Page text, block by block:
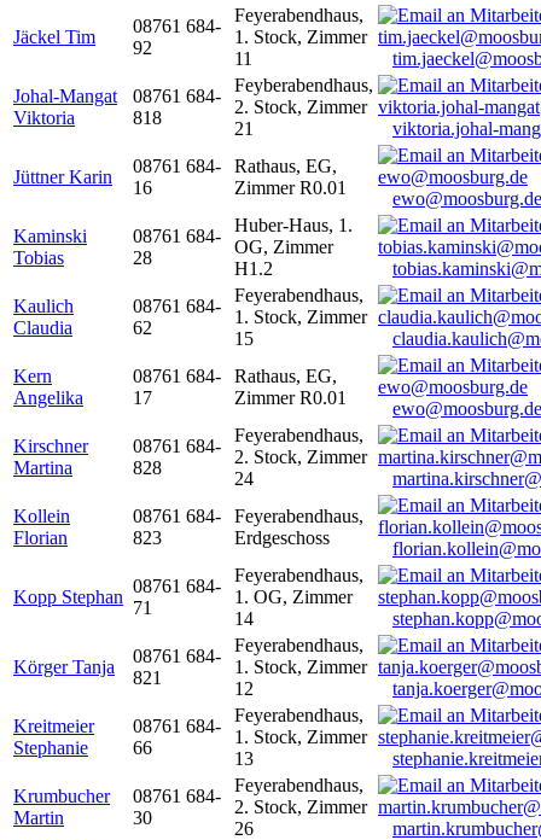
Jäckel Tim
08761 684-
92
Feyerabendhaus,
1. Stock, Zimmer
11
Johal-Mangat
Viktoria
08761 684-
818
Feyberabendhaus,
2. Stock, Zimmer
21
viktoria.johal-
Jüttner Karin
08761 684-
16
Rathaus, EG,
Zimmer R0.01
ewo@moosburg.de
Kaminski
Tobias
08761 684-
28
Huber-Haus, 1.
OG, Zimmer
H1.2
Kaulich
Claudia
08761 684-
62
Feyerabendhaus,
1. Stock, Zimmer
15
Kern
Angelika
08761 684-
17
Rathaus, EG,
Zimmer R0.01
ewo@moosburg.de
Kirschner
Martina
08761 684-
828
Feyerabendhaus,
2. Stock, Zimmer
24
Kollein
Florian
08761 684-
823
Feyerabendhaus,
Erdgeschoss
Kopp Stephan
08761 684-
71
Feyerabendhaus,
1. OG, Zimmer
14
Körger Tanja
08761 684-
821
Feyerabendhaus,
1. Stock, Zimmer
12
Kreitmeier
Stephanie
08761 684-
66
Feyerabendhaus,
1. Stock, Zimmer
13
Krumbucher
Martin
08761 684-
30
Feyerabendhaus,
2. Stock, Zimmer
26